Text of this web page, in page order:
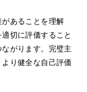
があることを理解
切に評価すること
がります。完璧主
り健全な自己評価